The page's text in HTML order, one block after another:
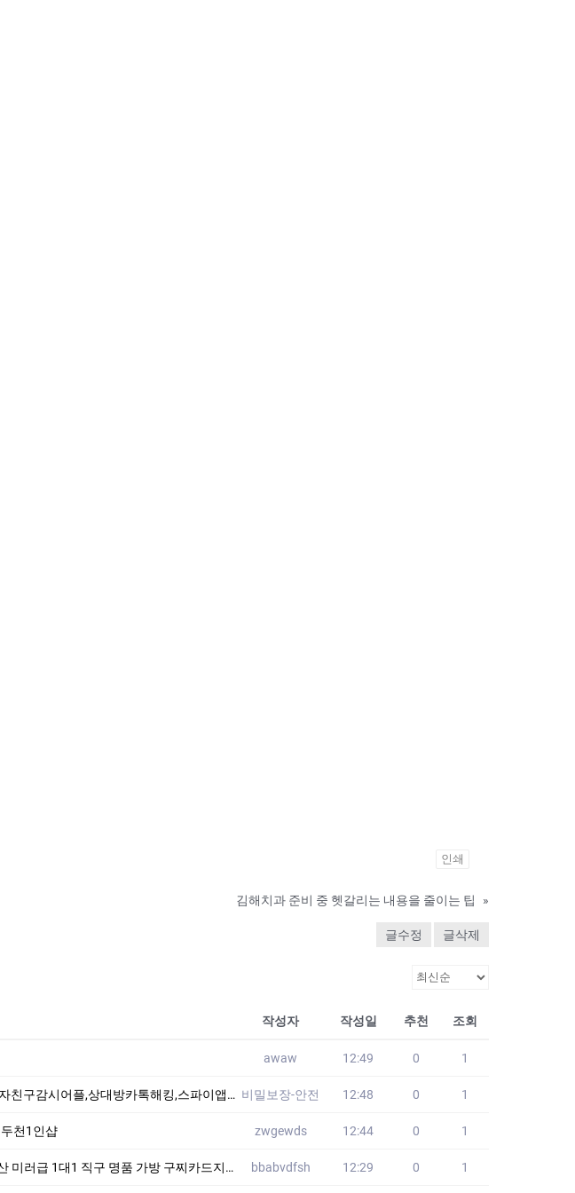
인쇄
김해치과 준비 중 헷갈리는 내용을 줄이는 팁 »
글수정 글삭제
작성자 작성일 추천 조회
awaw 12:49 0 1
뢰.위치추적.스마트폰해킹확인 ✨⎝⎝실시간 데이터 업데이트 최고수준 해커 다수보요 비밀보장-안전 12:48 0 1
천1인샵 zwgewds 12:44 0 1
명품 가방 구찌카드지갑남자 남자명품가방 CEB bbabvdfsh 12:29 0 1